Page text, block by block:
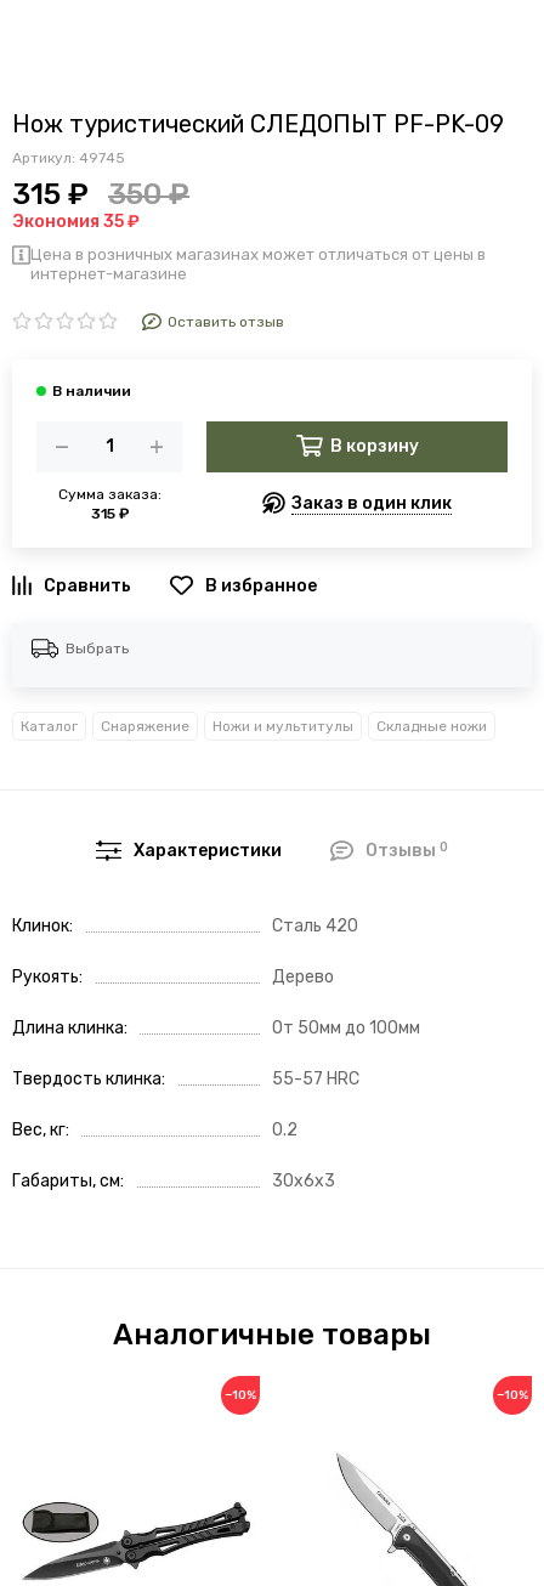
Нож туристический СЛЕДОПЫТ PF-PK-09
Артикул: 49745
315 ₽ 350 ₽
Экономия 35 ₽
Цена в розничных магазинах может отличаться от цены в
интернет-магазине
Оставить отзыв
Сумма заказа:
315 ₽
В корзину
Заказ в один клик
В избранное
Выбрать
Каталог Снаряжение Ножи и мультитулы Складные ножи
Характеристики Отзывы 0
Клинок Сталь 420
Рукоять Дерево
Длина клинка От 50мм до 100мм
Твердость клинка 55-57 HRC
Вес, кг 0.2
Габариты, см 30x6x3
Аналогичные товары
−10% −10%